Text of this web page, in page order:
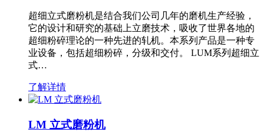
超细立式磨粉机是结合我们公司几年的磨机生产经验，
它的设计和研究的基础上立磨技术，吸收了世界各地的
超细粉碎理论的一种先进的轧机。本系列产品是一种专
业设备，包括超细粉碎，分级和交付。 LUM系列超细立
式…
了解详情
LM 立式磨粉机